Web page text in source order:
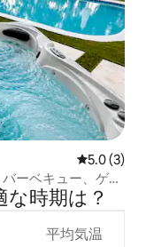
レビュー3
5.0 (3)
ーベキュー、ゲー
時⁠期⁠は⁠？
平均気温